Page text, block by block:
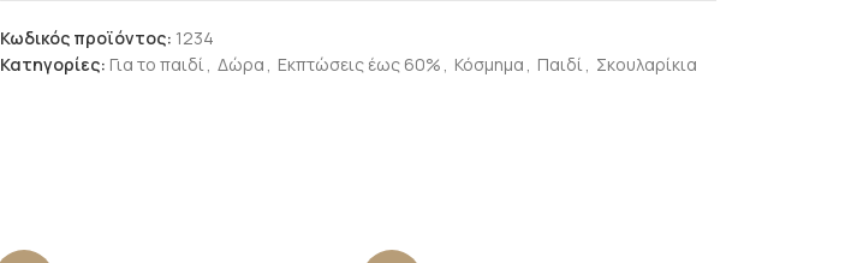
Κωδικός προϊόντος: 1234
Κατηγορίες: Για το παιδί, Δώρα , Εκπτώσεις έως 60% , Κόσμημα , Παιδί, Σκουλαρίκια